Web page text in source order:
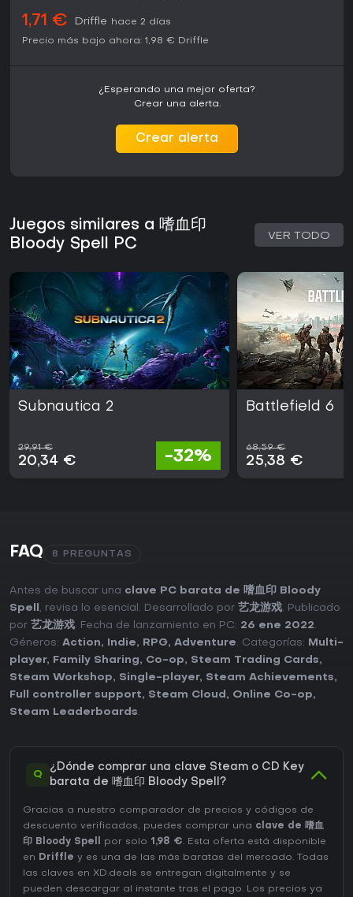
1,71 € Driffle
hace 2 días
Precio más bajo ahora: 1,98 € Driffle
¿Esperando una mejor oferta?
Crear una alerta.
Crear alerta
Juegos similares a 嗜血印
Bloody Spell PC
VER TODO
Subnautica 2
29,91 €
20,34 € -32%
Battlefield 6
68,59 €
25,38 €
FAQ 8 PREGUNTAS
Antes de buscar una clave PC barata de 嗜血印 Bloody
Spell , revisa lo esencial. Desarrollado por 艺龙游戏. Publicado
por 艺龙游戏. Fecha de lanzamiento en PC: 26 ene 2022.
Géneros: Action, Indie, RPG, Adventure. Categorías:
Multi-
player, Family Sharing, Co-op, Steam Trading Cards,
Steam Workshop, Single-player, Steam Achievements,
Full controller support, Steam Cloud , Online Co-op,
Steam Leaderboards.
Q
¿Dónde comprar una clave Steam o CD Key
barata de 嗜血印 Bloody Spell?
Gracias a nuestro comparador de precios y códigos de
descuento verificados, puedes comprar una clave de 嗜血
印 Bloody Spell
por solo 1,98 €. Esta oferta está disponible
en Driffle y es una de las más baratas del mercado. Todas
las claves en XD.deals se entregan digitalmente y se
pueden descargar al instante tras el pago. Los precios ya